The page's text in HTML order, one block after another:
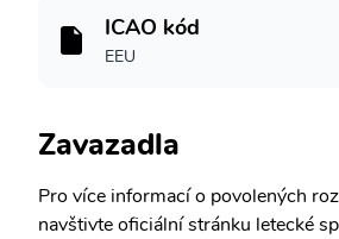
ICAO kód
EEU
Zavazadla
Pro více informací o povolených
navštivte oficiální stránku letecké